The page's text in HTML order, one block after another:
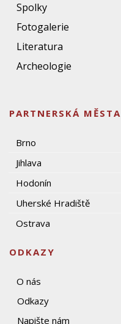
Spolky
Fotogalerie
Literatura
Archeologie
PARTNERSKÁ MĚSTA
Brno
Jihlava
Hodonín
Uherské Hradiště
Ostrava
ODKAZY
O nás
Odkazy
Napište nám